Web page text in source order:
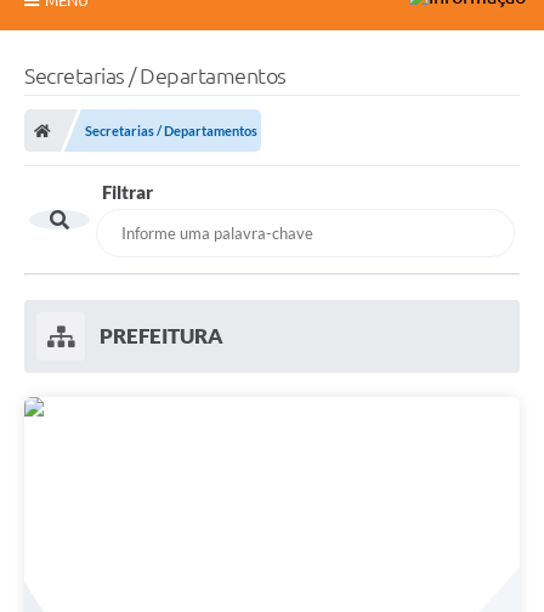
Rádio Cultura FM
Educação
Secretarias / Departamentos
Secretarias / Departamentos
Filtrar
PREFEITURA